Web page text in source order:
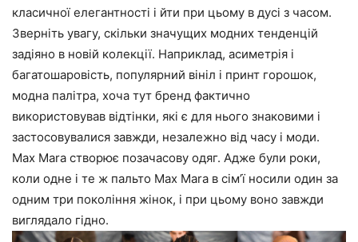
класичної елегантності і йти при цьому в дусі з часом.
Зверніть увагу, скільки значущих модних тенденцій
задіяно в новій колекції. Наприклад, асиметрія і
багатошаровість, популярний вініл і принт горошок,
модна палітра, хоча тут бренд фактично
використовував відтінки, які є для нього знаковими і
застосовувалися завжди, незалежно від часу і моди.
Max Mara створює позачасову одяг. Адже були роки,
коли одне і те ж пальто Max Mara в сім’ї носили один за
одним три покоління жінок, і при цьому воно завжди
виглядало гідно.